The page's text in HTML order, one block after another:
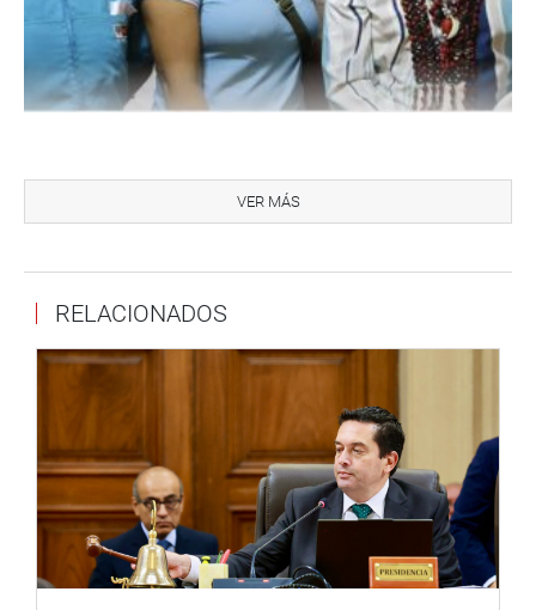
con representantes de médicos, obstetras, biólogos,
destacados de Lambayeque y de otras regiones quienes
legislativa que se encuentra en las comisiones de Salud y
República, y esta en estudios para el dictamen respectivo.
También sostuvo un encuentro con delegados de fiscales
supra numerarios, con quienes abordó el proyecto de ley
sobre homologación de haberes de fiscales y jueces
supernumerarios y provisionales a nivel nacional, en
relación con lo que perciben sus pares titulares del
Ministerio Público y Poder Judicial.
VER MÁS
RELACIONADOS